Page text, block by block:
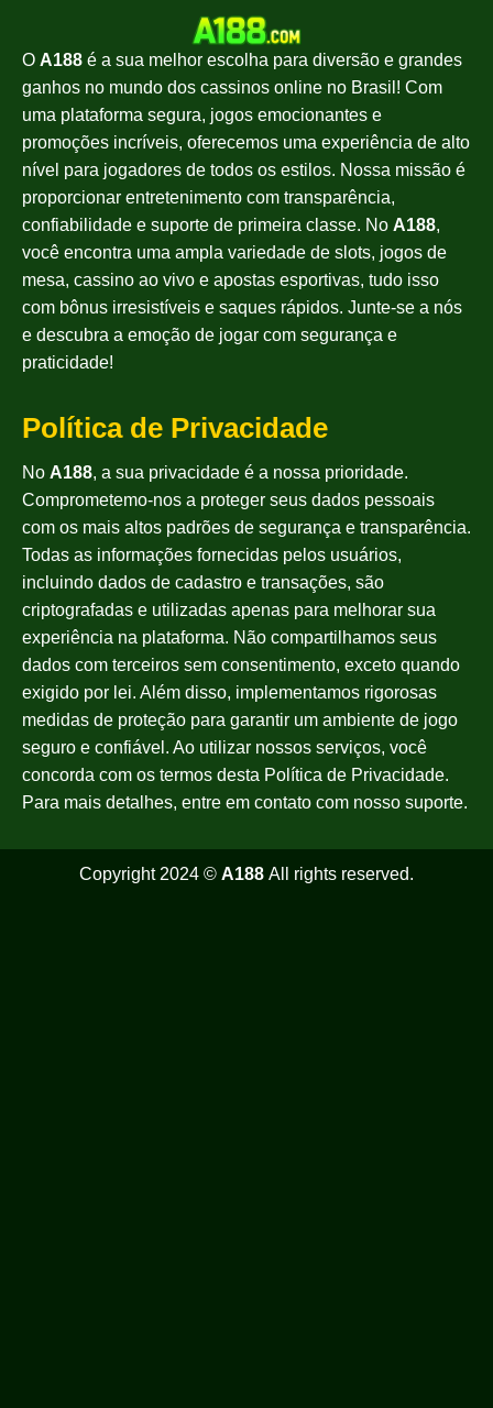
O A188 é a sua melhor escolha para diversão e grandes
ganhos no mundo dos cassinos online no Brasil! Com
uma plataforma segura, jogos emocionantes e
promoções incríveis, oferecemos uma experiência de alto
nível para jogadores de todos os estilos. Nossa missão é
proporcionar entretenimento com transparência,
confiabilidade e suporte de primeira classe. No A188,
você encontra uma ampla variedade de slots, jogos de
mesa, cassino ao vivo e apostas esportivas, tudo isso
com bônus irresistíveis e saques rápidos. Junte-se a nós
e descubra a emoção de jogar com segurança e
praticidade!
Política de Privacidade
No A188, a sua privacidade é a nossa prioridade.
Comprometemo-nos a proteger seus dados pessoais
com os mais altos padrões de segurança e transparência.
Todas as informações fornecidas pelos usuários,
incluindo dados de cadastro e transações, são
criptografadas e utilizadas apenas para melhorar sua
experiência na plataforma. Não compartilhamos seus
dados com terceiros sem consentimento, exceto quando
exigido por lei. Além disso, implementamos rigorosas
medidas de proteção para garantir um ambiente de jogo
seguro e confiável. Ao utilizar nossos serviços, você
concorda com os termos desta Política de Privacidade.
Para mais detalhes, entre em contato com nosso suporte.
Copyright 2024 © A188 All rights reserved.